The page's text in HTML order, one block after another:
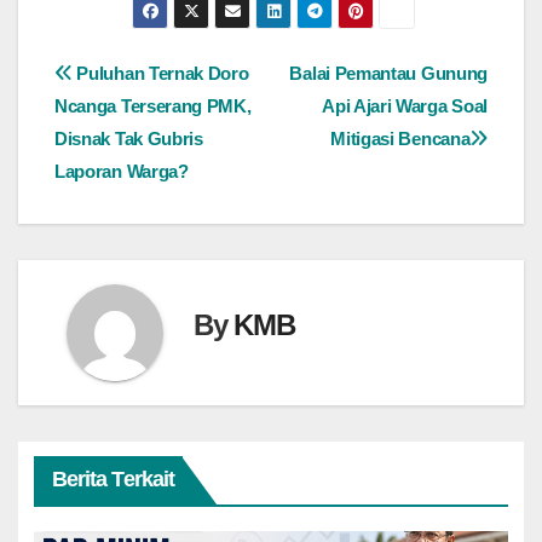
Navigasi
pos
Balai Pemantau Gunung
Api Ajari Warga Soal
Mitigasi Bencana
Puluhan Ternak Doro
Ncanga Terserang PMK,
Disnak Tak Gubris
Laporan Warga?
ByKMB
Berita Terkait